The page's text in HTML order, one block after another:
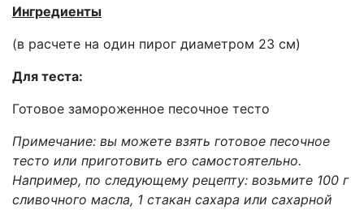
Ингредиенты
(в расчете на один пирог диаметром 23 см)
Для теста:
Готовое замороженное песочное тесто
Примечание: вы можете взять готовое песочное
тесто или приготовить его самостоятельно.
Например, по следующему рецепту: возьмите 100 г
сливочного масла, 1 стакан сахара или сахарной